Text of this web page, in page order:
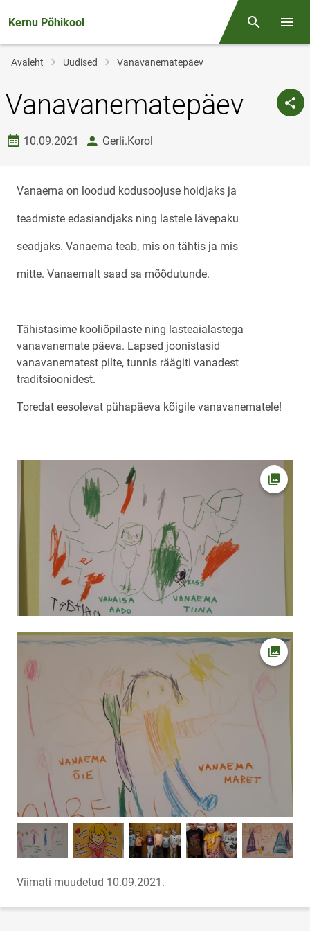
Kernu Põhikool Otsing
Jälglink
Avaleht Uudised Vanavanematepäev
Vanavanematepäev
Loomise kuupäev
10.09.2021 autorGerli.Korol
Vanaema on loodud kodusoojuse hoidjaks ja
teadmiste edasiandjaks ning lastele lävepaku
seadjaks. Vanaema teab, mis on tähtis ja mis
mitte. Vanaemalt saad sa mõõdutunde.
Tähistasime kooliõpilaste ning lasteaialastega
vanavanemate päeva. Lapsed joonistasid
vanavanematest pilte, tunnis räägiti vanadest
traditsioonidest.
Toredat eesolevat pühapäeva kõigile vanavanematele!
Ava
Ava
Viimati muudetud 10.09.2021.